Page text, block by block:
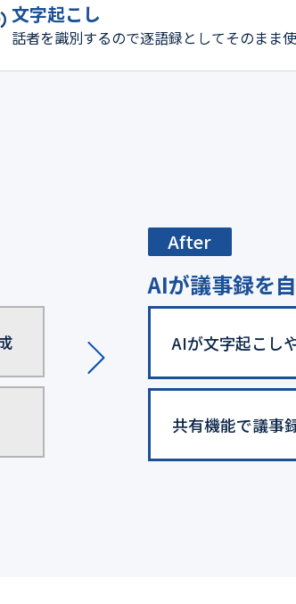
文字起こし
話者を識別するので逐語録としてそのまま
After
AIが議事録を
AIが文字起こし
共有機能で議事